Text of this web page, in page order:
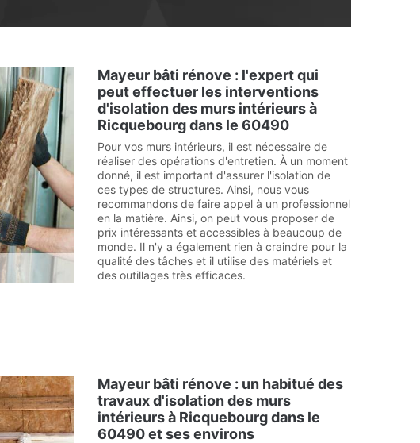
Mayeur bâti rénove : l'expert qui
peut effectuer les interventions
d'isolation des murs intérieurs à
Ricquebourg dans le 60490
Pour vos murs intérieurs, il est nécessaire de
réaliser des opérations d'entretien. À un moment
donné, il est important d'assurer l'isolation de
ces types de structures. Ainsi, nous vous
recommandons de faire appel à un professionnel
en la matière. Ainsi, on peut vous proposer de
prix intéressants et accessibles à beaucoup de
monde. Il n'y a également rien à craindre pour la
qualité des tâches et il utilise des matériels et
des outillages très efficaces.
Mayeur bâti rénove : un habitué des
travaux d'isolation des murs
intérieurs à Ricquebourg dans le
60490 et ses environs